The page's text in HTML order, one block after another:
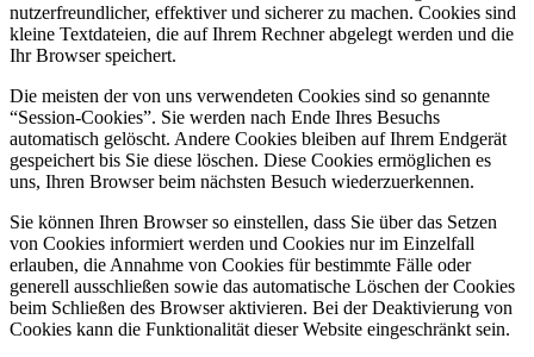
nutzerfreundlicher, effektiver und sicherer zu machen. Cookies sind
kleine Textdateien, die auf Ihrem Rechner abgelegt werden und die
Ihr Browser speichert.
Die meisten der von uns verwendeten Cookies sind so genannte
“Session-Cookies”. Sie werden nach Ende Ihres Besuchs
automatisch gelöscht. Andere Cookies bleiben auf Ihrem Endgerät
gespeichert bis Sie diese löschen. Diese Cookies ermöglichen es
uns, Ihren Browser beim nächsten Besuch wiederzuerkennen.
Sie können Ihren Browser so einstellen, dass Sie über das Setzen
von Cookies informiert werden und Cookies nur im Einzelfall
erlauben, die Annahme von Cookies für bestimmte Fälle oder
generell ausschließen sowie das automatische Löschen der Cookies
beim Schließen des Browser aktivieren. Bei der Deaktivierung von
Cookies kann die Funktionalität dieser Website eingeschränkt sein.